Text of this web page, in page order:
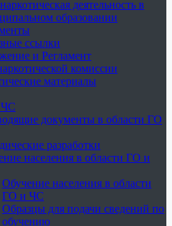
деятельность в
образовании
ссылки
и Регламент
комиссии
материалы
документы в области ГО
разработки
населения в области ГО и
Обучение населения в области
ГО и ЧС
Образцы для подачи сведений по
обучению